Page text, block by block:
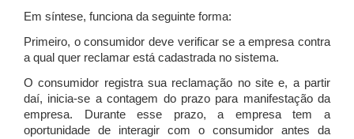
Em síntese, funciona da seguinte forma:
Primeiro, o consumidor deve verificar se a empresa contra
a qual quer reclamar está cadastrada no sistema.
O consumidor registra sua reclamação no site e, a partir
daí, inicia-se a contagem do prazo para manifestação da
empresa. Durante esse prazo, a empresa tem a
oportunidade de interagir com o consumidor antes da